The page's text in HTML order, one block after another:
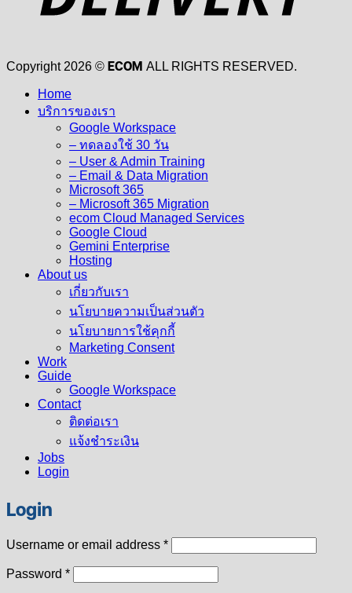
Copyright 2026 © ECOM ALL RIGHTS RESERVED.
Home
บริการของเรา
Google Workspace
– ทดลองใช้ 30 วัน
– User & Admin Training
– Email & Data Migration
Microsoft 365
– Microsoft 365 Migration
ecom Cloud Managed Services
Google Cloud
Gemini Enterprise
Hosting
About us
เกี่ยวกับเรา
นโยบายความเป็นส่วนตัว
นโยบายการใช้คุกกี้
Marketing Consent
Work
Guide
Google Workspace
Contact
ติดต่อเรา
แจ้งชำระเงิน
Jobs
Login
Login
Username or email address *Required
Password *Required